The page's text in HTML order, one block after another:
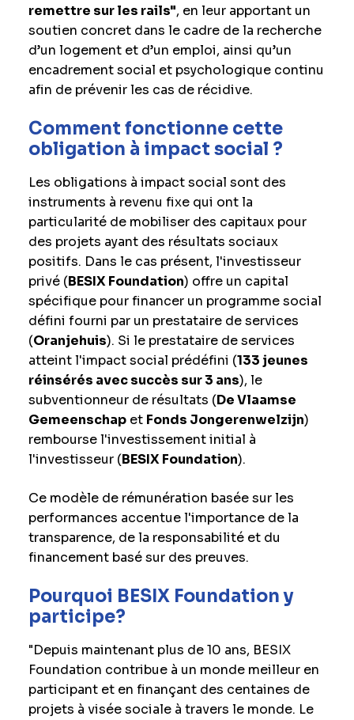
remettre sur les rails", en leur apportant un
soutien concret dans le cadre de la recherche
d’un logement et d’un emploi, ainsi qu’un
encadrement social et psychologique continu
afin de prévenir les cas de récidive.
Comment fonctionne cette
obligation à impact social ?
Les obligations à impact social sont des
instruments à revenu fixe qui ont la
particularité de mobiliser des capitaux pour
des projets ayant des résultats sociaux
positifs. Dans le cas présent, l'investisseur
privé (BESIX Foundation) offre un capital
spécifique pour financer un programme social
défini fourni par un prestataire de services
(Oranjehuis). Si le prestataire de services
atteint l'impact social prédéfini (133 jeunes
réinsérés avec succès sur 3 ans), le
subventionneur de résultats (De Vlaamse
Gemeenschapet Fonds Jongerenwelzijn)
rembourse l'investissement initial à
l'investisseur (BESIX Foundation).
Ce modèle de rémunération basée sur les
performances accentue l'importance de la
transparence, de la responsabilité et du
financement basé sur des preuves.
Pourquoi BESIX Foundation y
participe?
"Depuis maintenant plus de 10 ans, BESIX
Foundation contribue à un monde meilleur en
participant et en finançant des centaines de
projets à visée sociale à travers le monde. Le